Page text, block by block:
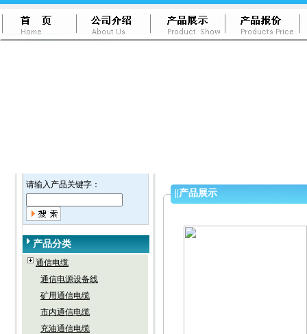
请输入产品关键字：
产品分类
通信电缆
通信电源设备线
矿用通信电缆
市内通信电缆
充油通信电缆
产品展示